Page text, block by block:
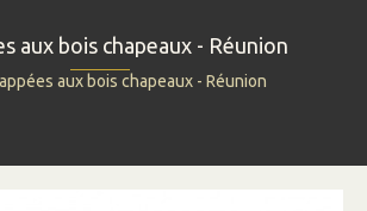
aux bois chapeaux - Réunion
aux bois chapeaux - Réunion